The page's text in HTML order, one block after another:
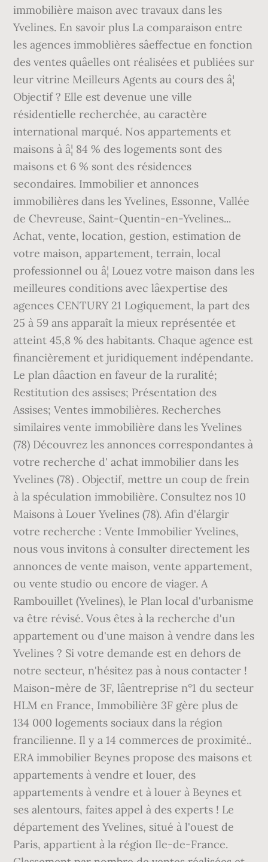
immobilière maison avec travaux dans les
Yvelines. En savoir plus La comparaison entre
les agences immoblières sâeffectue en fonction
des ventes quâelles ont réalisées et publiées sur
leur vitrine Meilleurs Agents au cours des â¦
Objectif ? Elle est devenue une ville
résidentielle recherchée, au caractère
international marqué. Nos appartements et
maisons à â¦ 84 % des logements sont des
maisons et 6 % sont des résidences
secondaires. Immobilier et annonces
immobilières dans les Yvelines, Essonne, Vallée
de Chevreuse, Saint-Quentin-en-Yvelines...
Achat, vente, location, gestion, estimation de
votre maison, appartement, terrain, local
professionnel ou â¦ Louez votre maison dans les
meilleures conditions avec lâexpertise des
agences CENTURY 21 Logiquement, la part des
25 à 59 ans apparaît la mieux représentée et
atteint 45,8 % des habitants. Chaque agence est
financièrement et juridiquement indépendante.
Le plan dâaction en faveur de la ruralité;
Restitution des assises; Présentation des
Assises; Ventes immobilières. Recherches
similaires vente immobilière dans les Yvelines
(78) Découvrez les annonces correspondantes à
votre recherche d' achat immobilier dans les
Yvelines (78) . Objectif, mettre un coup de frein
à la spéculation immobilière. Consultez nos 10
Maisons à Louer Yvelines (78). Afin d'élargir
votre recherche : Vente Immobilier Yvelines,
nous vous invitons à consulter directement les
annonces de vente maison, vente appartement,
ou vente studio ou encore de viager. A
Rambouillet (Yvelines), le Plan local d'urbanisme
va être révisé. Vous êtes à la recherche d'un
appartement ou d'une maison à vendre dans les
Yvelines ? Si votre demande est en dehors de
notre secteur, n'hésitez pas à nous contacter !
Maison-mère de 3F, lâentreprise n°1 du secteur
HLM en France, Immobilière 3F gère plus de
134 000 logements sociaux dans la région
francilienne. Il y a 14 commerces de proximité..
ERA immobilier Beynes propose des maisons et
appartements à vendre et louer, des
appartements à vendre et à louer à Beynes et
ses alentours, faites appel à des experts ! Le
département des Yvelines, situé à l'ouest de
Paris, appartient à la région Ile-de-France.